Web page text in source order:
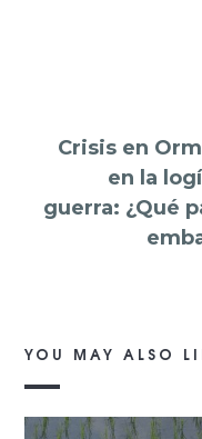
Crisis en
en la
guerra: ¿Qué
YOU MAY ALSO